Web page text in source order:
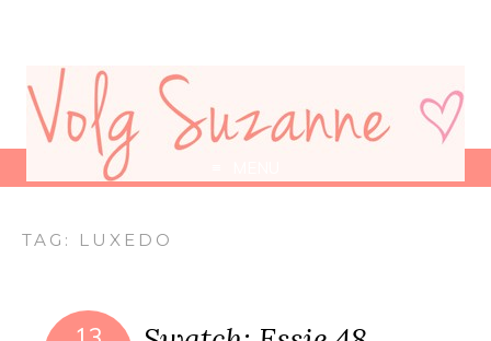
TAG: LUXEDO